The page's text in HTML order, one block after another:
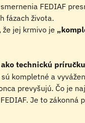
FEDIAF
fázach života.
že jej krmivo je
technickú
kompletné a
prevyšujú. Čo je
Je to zákonná